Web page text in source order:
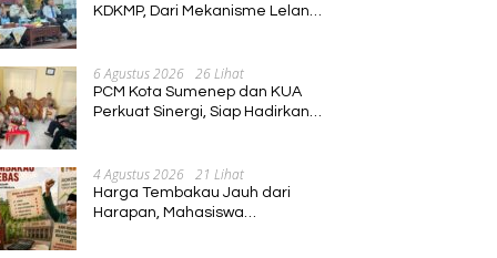
KDKMP, Dari Mekanisme Lelang
6 Agustus 2026 26 Lihat
PCM Kota Sumenep dan KUA
Perkuat Sinergi, Siap Hadirkan
4 Agustus 2026 21 Lihat
Harga Tembakau Jauh dari
Harapan, Mahasiswa